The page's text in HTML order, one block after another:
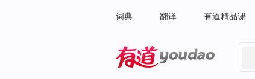
词典 翻译 有道精品课